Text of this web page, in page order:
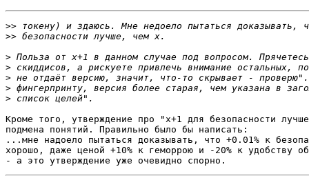
>>
>>
>
>
>
>
>
Кроме того, утверждение про "x+1 для безопасности
подмена понятий. Правильно было бы написать:
...мне надоело пытаться доказывать, что +0.01% к
хорошо, даже ценой +10% к геморрою и -20% к удобству